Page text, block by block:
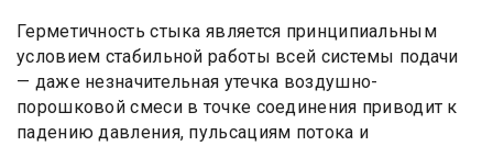
Герметичность стыка является принципиальным
условием стабильной работы всей системы подачи
— даже незначительная утечка воздушно-
порошковой смеси в точке соединения приводит к
падению давления, пульсациям потока и